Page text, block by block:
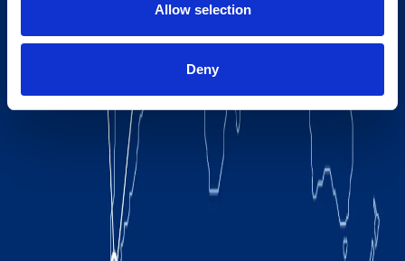
Allow selection
Deny